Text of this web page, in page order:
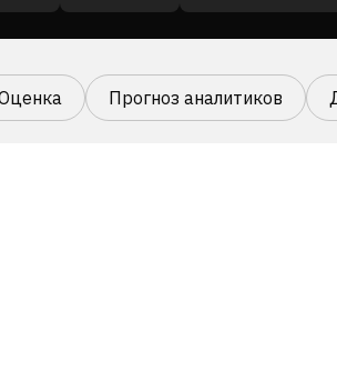
Прогноз аналитиков